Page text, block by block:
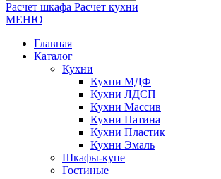
Расчет шкафа Расчет кухни
МЕНЮ
Главная
Каталог
Кухни
Кухни МДФ
Кухни ЛДСП
Кухни Массив
Кухни Патина
Кухни Пластик
Кухни Эмаль
Шкафы-купе
Гостиные